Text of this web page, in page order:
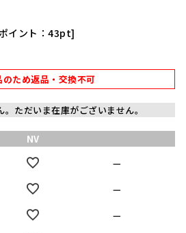
イント：43pt
のため返品・交換不可
ただいま在庫がございません。
NV
—
—
—